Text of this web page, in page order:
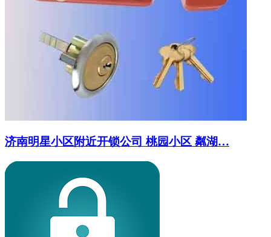
济南明星小区附近开锁公司 桃园小区 粼湖…